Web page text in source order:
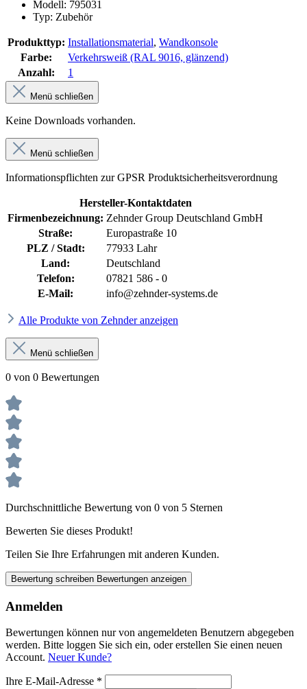
Modell: 795031
Typ: Zubehör
Produkttyp: Installationsmaterial, Wandkonsole
Farbe:
Verkehrsweiß (RAL 9016, glänzend)
Anzahl:
1
Menü schließen
Keine Downloads vorhanden.
Menü schließen
Informationspflichten zur GPSR Produktsicherheitsverordnung
Hersteller-Kontaktdaten
Firmenbezeichnung: Zehnder Group Deutschland GmbH
Straße:
Europastraße 10
PLZ / Stadt:
77933 Lahr
Land:
Deutschland
Telefon:
07821 586 - 0
E-Mail:
info@zehnder-systems.de
Alle Produkte von Zehnder anzeigen
Menü schließen
0 von 0 Bewertungen
Durchschnittliche Bewertung von 0 von 5 Sternen
Bewerten Sie dieses Produkt!
Teilen Sie Ihre Erfahrungen mit anderen Kunden.
Bewertung schreiben Bewertungen anzeigen
Anmelden
Bewertungen können nur von angemeldeten Benutzern abgegeben
werden. Bitte loggen Sie sich ein, oder erstellen Sie einen neuen
Account. Neuer Kunde?
Ihre E-Mail-Adresse *